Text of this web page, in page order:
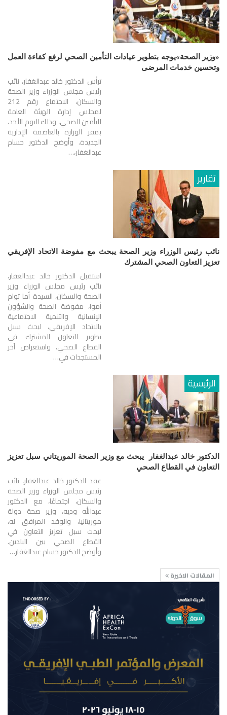
«وزير الصحة»يوجه بتطوير عيادات التأمين الصحي لرفع كفاءة العمل
وتحسين خدمات المرضى
ترأس الدكتور خالد عبدالغفار، نائب
رئيس مجلس الوزراء وزير الصحة
والسكان، الاجتماع رقم 212
لمجلس إدارة الهيئة العامة
للتأمين الصحي، وذلك اليوم الأحد،
بمقر الوزارة بالعاصمة الإدارية
الجديدة. وأوضح الدكتور حسام
عبدالغفار،…
تقارير
نائب رئيس الوزراء وزير الصحة يبحث مع مفوضة الاتحاد الإفريقي
تعزيز التعاون الصحي المشترك
استقبل الدكتور خالد عبدالغفار،
نائب رئيس مجلس الوزراء وزير
الصحة والسكان، السيدة أما توام
أموا، مفوضة الصحة والشؤون
الإنسانية والتنمية الاجتماعية
بالاتحاد الإفريقي، لبحث سبل
تطوير التعاون المشترك في
القطاع الصحي، واستعراض آخر
المستجدات في…
الرئيسية
الدكتور خالد عبدالغفار يبحث مع وزير الصحة الموريتاني سبل تعزيز
التعاون في القطاع الصحي
عقد الدكتور خالد عبدالغفار، نائب
رئيس مجلس الوزراء وزير الصحة
والسكان، اجتماعًا، مع الدكتور
عبدالله وديه، وزير صحة دولة
موريتانيا، والوفد المرافق له،
لبحث سبل تعزيز التعاون في
القطاع الصحي بين البلدين.
وأوضح الدكتور حسام عبدالغفار…
المقالات الاخيرة